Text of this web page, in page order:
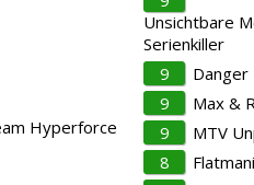
Hyperforce
Unsichtbare
Serienkiller
9
Danger
9
Max &
9
MTV
8